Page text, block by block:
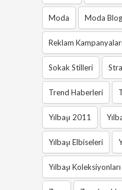
Moda Moda
Reklam Kampanyaları
Sokak Stilleri
Trend Haberleri
Yılbaşı 2011
Yılbaşı Elbiseleri
Yılbaşı Koleksiyonları